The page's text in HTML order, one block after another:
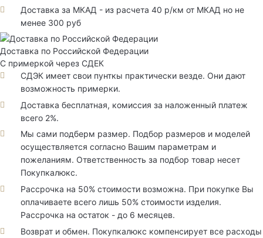
Доставка за МКАД - из расчета 40 р/км от МКАД но не
менее 300 руб
Доставка по Российской Федерации
С примеркой через СДЕК
СДЭК имеет свои пунткы практически везде. Они дают
возможность примерки.
Доставка бесплатная, комиссия за наложенный платеж
всего 2%.
Мы сами подберм размер. Подбор размеров и моделей
осуществляется согласно Вашим параметрам и
пожеланиям. Ответственность за подбор товар несет
Покупкалюкс.
Рассрочка на 50% стоимости возможна. При покупке Вы
оплачиваете всего лишь 50% стоимости изделия.
Рассрочка на остаток - до 6 месяцев.
Возврат и обмен. Покупкалюкс компенсирует все расходы